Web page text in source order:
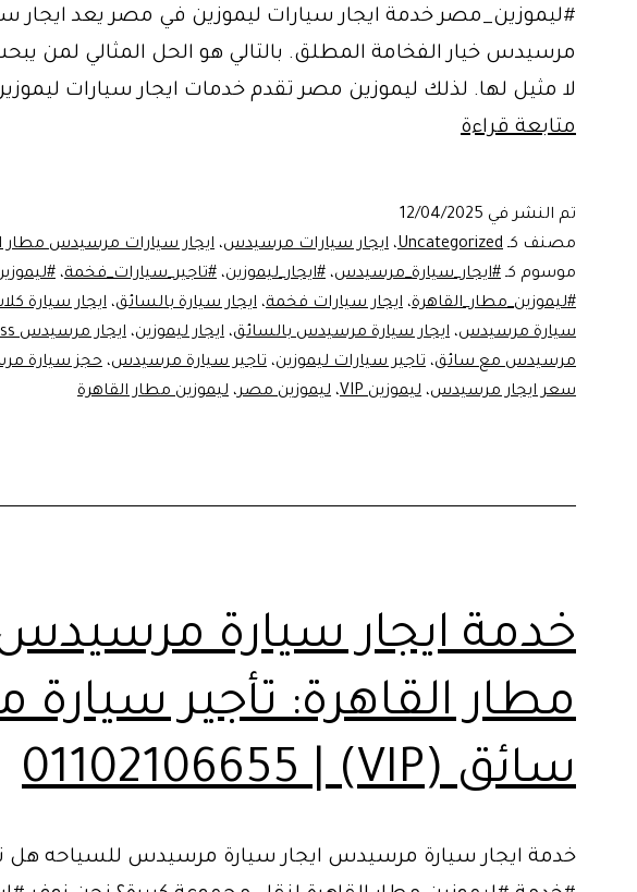
#ليموزين_مصر خدمة ايجار سيارات ليموزين في مصر يعد ايجار
مرسيدس خيار الفخامة المطلق. بالتالي هو الحل المثالي لمن
لا مثيل لها. لذلك ليموزين مصر تقدم خدمات ايجار سيارات
متابعة قراءة
مرسيدس
بالسائق
بارخص
سعر
في
مصر
تم النشر في 12/04/2025
مصنف كـ Uncategorized، ايجار سيارات مرسيدس، ايجار سيارات مرسيدس مطار
موسوم كـ #ايجار_سيارة_مرسيدس، #ايجار_ليموزين، #تاجير_سيارات_فخمة،
#ليموزين_مطار_القاهرة، ايجار سيارات فخمة، ايجار سيارة بالسائق، ايجار سيارة
سيارة مرسيدس، ايجار سيارة مرسيدس بالسائق، ايجار ليموزين، ايجار مرسيدس S-Class
مرسيدس مع سائق، تاجير سيارات ليموزين، تاجير سيارة مرسيدس، حجز سيارة
سعر ايجار مرسيدس، ليموزين VIP ، ليموزين مصر، ليموزين مطار القاهرة
خدمة ايجار سيارة
مطار القاهرة: تأجير سيارة
سائق (VIP) | 01102106655
خدمة ايجار سيارة مرسيدس ايجار سيارة مرسيدس للسياحه هل